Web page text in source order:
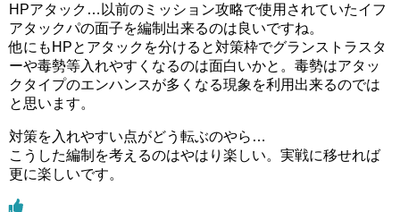
HPアタック…以前のミッション攻略で使用されていたイフ
アタックパの面子を編制出来るのは良いですね。
他にもHPとアタックを分けると対策枠でグランストラスタ
ーや毒勢等入れやすくなるのは面白いかと。毒勢はアタッ
クタイプのエンハンスが多くなる現象を利用出来るのでは
と思います。
対策を入れやすい点がどう転ぶのやら…
こうした編制を考えるのはやはり楽しい。実戦に移せれば
更に楽しいです。